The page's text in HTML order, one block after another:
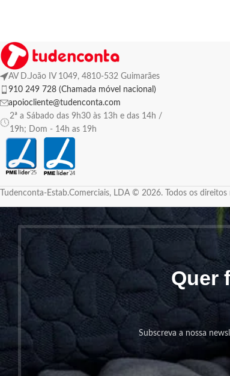
AV D.João IV 1049, 4810-532 Guimarães
910 249 728 (Chamada móvel nacional)
apoiocliente@tudenconta.com
2ª a Sábado das 9h30 às 13h e das 14h /
19h; Dom - 14h as 19h
Tudenconta-Estab.Comerciais, LDA © 2026. Todos os
Quer
Subscreva a nossa